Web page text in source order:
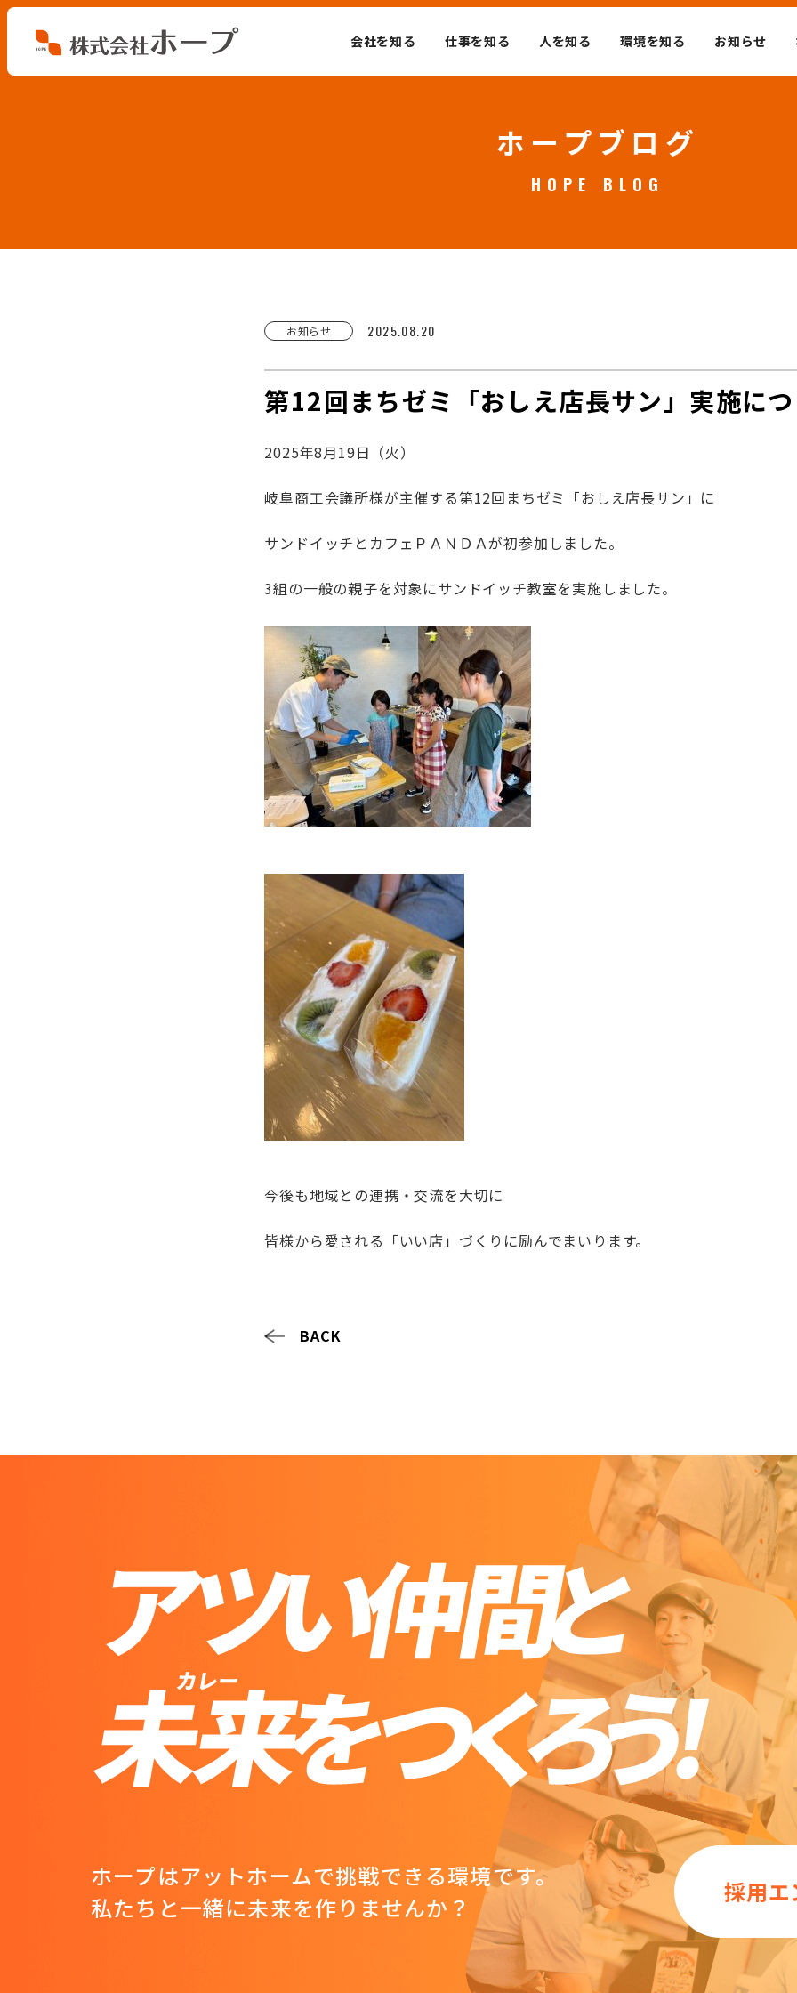
会社を知る 仕事を知る 人を知る 環境を知る お知らせ
ホープブログ
HOPE BLOG
お知らせ 2025.08.20
第12回まちゼミ「おしえ店長サン」実施に
2025年8月19日（火）
岐阜商工会議所様が主催する第12回まちゼミ「おしえ店長サン」に
サンドイッチとカフェＰＡＮＤＡが初参加しました。
3組の一般の親子を対象にサンドイッチ教室を実施しました。
今後も地域との連携・交流を大切に
皆様から愛される「いい店」づくりに励んでまいります。
BACK
ホープはアットホームで挑戦できる環境です。
私たちと一緒に未来を作りませんか？
採用